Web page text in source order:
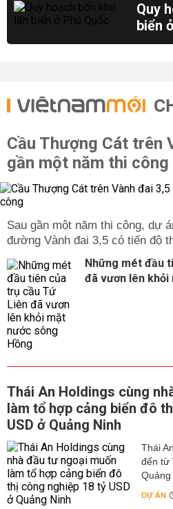
Quy
biển
Cầu Thượng Cát trên
gần một năm thi công
Sau gần một năm thi công, dự
đường Vành đai 3,5 có tiến độ
Những mét đầu
đã vươn lên khỏi
Thái An Holdings cùng
làm tổ hợp cảng biển đô
USD ở Quảng Ninh
Thái
đến từ
Quảng
DỰ ÁN